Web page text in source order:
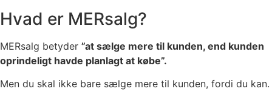
Hvad er MERsalg?
MERsalg betyder ”at sælge mere til kunden, end kunden
oprindeligt havde planlagt at købe”.
Men du skal ikke bare sælge mere til kunden, fordi du kan.